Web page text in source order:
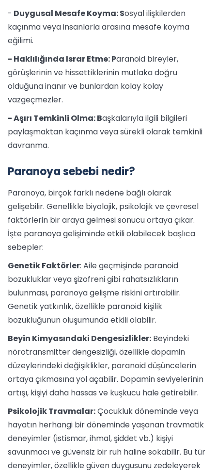
- Duygusal Mesafe Koyma: Sosyal ilişkilerden
kaçınma veya insanlarla arasına mesafe koyma
eğilimi.
- Haklılığında Israr Etme: Paranoid bireyler,
görüşlerinin ve hissettiklerinin mutlaka doğru
olduğuna inanır ve bunlardan kolay kolay
vazgeçmezler.
- Aşırı Temkinli Olma: Başkalarıyla ilgili bilgileri
paylaşmaktan kaçınma veya sürekli olarak temkinli
davranma.
Paranoya sebebi nedir?
Paranoya, birçok farklı nedene bağlı olarak
gelişebilir. Genellikle biyolojik, psikolojik ve çevresel
faktörlerin bir araya gelmesi sonucu ortaya çıkar.
İşte paranoya gelişiminde etkili olabilecek başlıca
sebepler:
Genetik Faktörler: Aile geçmişinde paranoid
bozukluklar veya şizofreni gibi rahatsızlıkların
bulunması, paranoya gelişme riskini artırabilir.
Genetik yatkınlık, özellikle paranoid kişilik
bozukluğunun oluşumunda etkili olabilir.
Beyin Kimyasındaki Dengesizlikler: Beyindeki
nörotransmitter dengesizliği, özellikle dopamin
düzeylerindeki değişiklikler, paranoid düşüncelerin
ortaya çıkmasına yol açabilir. Dopamin seviyelerinin
artışı, kişiyi daha hassas ve kuşkucu hale getirebilir.
Psikolojik Travmalar:Çocukluk döneminde veya
hayatın herhangi bir döneminde yaşanan travmatik
deneyimler (istismar, ihmal, şiddet vb.) kişiyi
savunmacı ve güvensiz bir ruh haline sokabilir. Bu tür
deneyimler, özellikle güven duygusunu zedeleyerek